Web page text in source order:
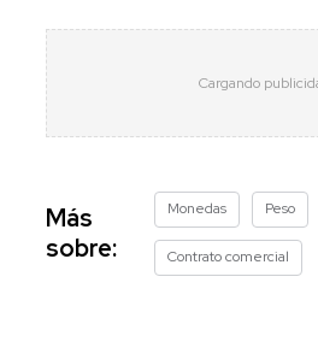
Más
sobre:
Monedas Peso
Contrato comercial